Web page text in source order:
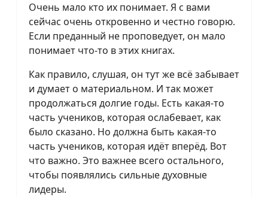
Очень мало кто их понимает. Я с вами
сейчас очень откровенно и честно говорю.
Если преданный не проповедует, он мало
понимает что-то в этих книгах.
Как правило, слушая, он тут же всё забывает
и думает о материальном. И так может
продолжаться долгие годы. Есть какая-то
часть учеников, которая ослабевает, как
было сказано. Но должна быть какая-то
часть учеников, которая идёт вперёд. Вот
что важно. Это важнее всего остального,
чтобы появлялись сильные духовные
лидеры.